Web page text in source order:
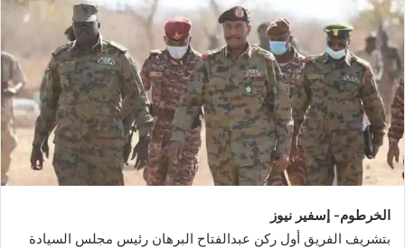
الخرطوم- إسفير نيوز
بتشريف الفريق أول ركن عبدالفتاح البرهان رئيس مجلس السيادة